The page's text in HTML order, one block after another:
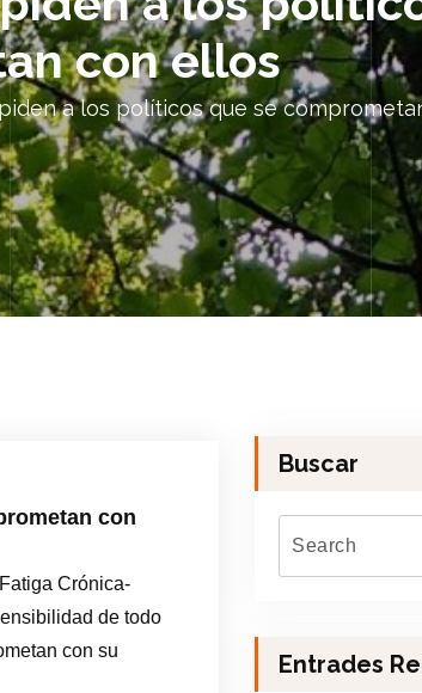
con ellos
a los políticos que se
con
Crónica-
de todo
con su
Buscar
Entrades